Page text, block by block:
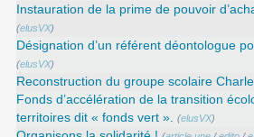
Instauration de la prime de pouvoir
(elusVX)
Désignation d’un référent déontologue
(elusVX)
Reconstruction du groupe scolaire
Fonds d’accélération de la transition
territoires dit « fonds vert ».
(elusVX)